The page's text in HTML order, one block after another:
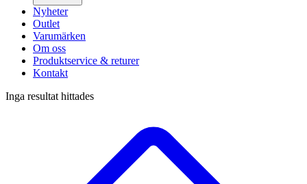
Nyheter
Outlet
Varumärken
Om oss
Produktservice & returer
Kontakt
Inga resultat hittades